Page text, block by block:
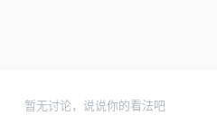
暂无讨论，说说你的看法吧